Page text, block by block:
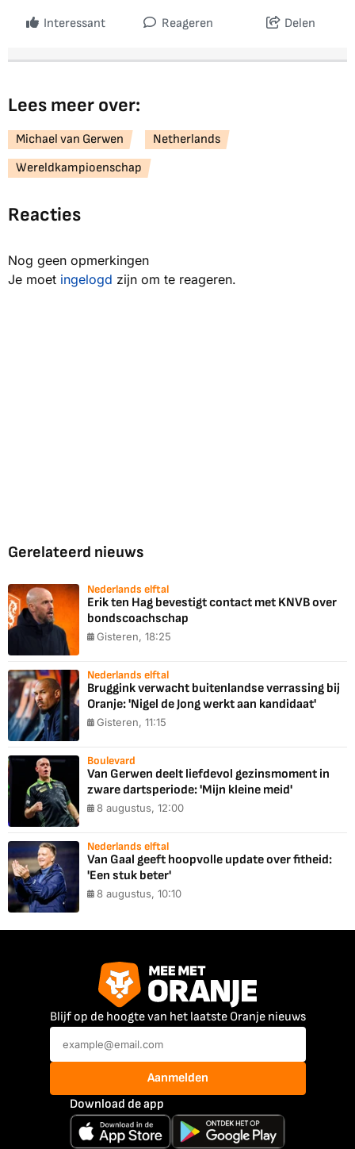
Interessant Reageren Delen
Lees meer over:
Michael van Gerwen
Netherlands
Wereldkampioenschap
Reacties
Nog geen opmerkingen
Je moet ingelogd zijn om te reageren.
Gerelateerd nieuws
Nederlands elftal
Erik ten Hag bevestigt contact met KNVB over
bondscoachschap
Gisteren, 18:25
Nederlands elftal
Bruggink verwacht buitenlandse verrassing bij
Oranje: 'Nigel de Jong werkt aan kandidaat'
Gisteren, 11:15
Boulevard
Van Gerwen deelt liefdevol gezinsmoment in
zware dartsperiode: 'Mijn kleine meid'
8 augustus, 12:00
Nederlands elftal
Van Gaal geeft hoopvolle update over fitheid:
'Een stuk beter'
8 augustus, 10:10
Blijf op de hoogte van het laatste Oranje nieuws
Aanmelden
Download de app